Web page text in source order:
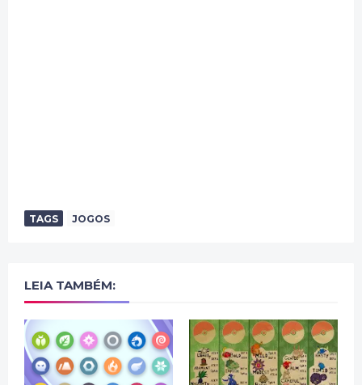
TAGS JOGOS
LEIA TAMBÉM: